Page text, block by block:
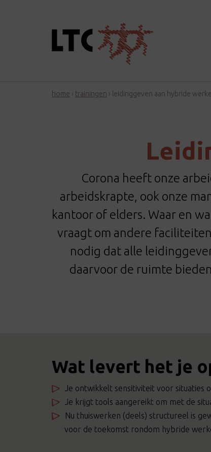
home › trainingen › leidinggeven aan hybride
Corona heeft onze
arbeidskrapte, ook onze
kantoor of elders. Waar en
vraagt om andere
nodig dat alle
daarvoor de ruimte
Wat levert het je
Je ontwikkelt sensitiviteit voor situaties
Je krijgt tools aangereikt om met de
Nu thuiswerken (deels) structureel is
voor de toekomst rondom hybride